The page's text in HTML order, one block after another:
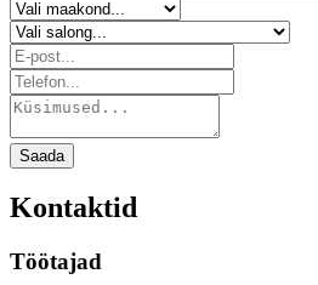
Saada
Kontaktid
Töötajad